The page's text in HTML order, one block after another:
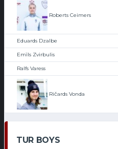
Roberts Ceimers
Eduards Dzalbe
Emīls Zvirbulis
Ralfs Varess
Ričards Vonda
TUR BOYS